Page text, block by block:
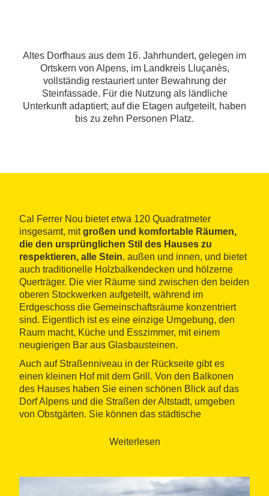
Altes Dorfhaus aus dem 16. Jahrhundert, gelegen im
Ortskern von Alpens, im Landkreis Lluçanès,
vollständig restauriert unter Bewahrung der
Steinfassade. Für die Nutzung als ländliche
Unterkunft adaptiert; auf die Etagen aufgeteilt, haben
bis zu zehn Personen Platz.
Cal Ferrer Nou bietet etwa 120 Quadratmeter
insgesamt, mitgroßen und komfortable Räumen,
die den ursprünglichen Stil des Hauses zu
respektieren, alle Stein, außen und innen, und bietet
auch traditionelle Holzbalkendecken und hölzerne
Querträger. Die vier Räume sind zwischen den beiden
oberen Stockwerken aufgeteilt, während im
Erdgeschoss die Gemeinschaftsräume konzentriert
sind. Eigentlich ist es eine einzige Umgebung, den
Raum macht, Küche und Esszimmer, mit einem
neugierigen Bar aus Glasbausteinen.
Auch auf Straßenniveau in der Rückseite gibt es
einen kleinen Hof mit dem Grill. Von den Balkonen
des Hauses haben Sie einen schönen Blick auf das
Dorf Alpens und die Straßen der Altstadt, umgeben
von Obstgärten. Sie können das städtische
den Fluss Merlès entdecken.
Weiterlesen